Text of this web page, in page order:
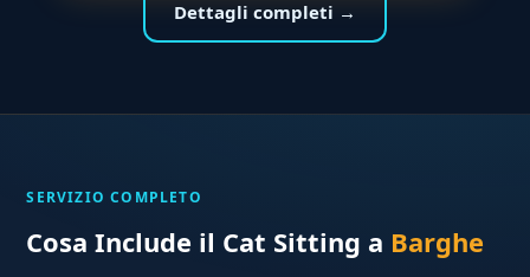
Dettagli completi →
SERVIZIO COMPLETO
Cosa Include il Cat Sitting a Barghe